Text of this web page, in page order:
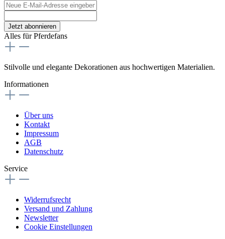
Jetzt abonnieren
Alles für Pferdefans
Stilvolle und elegante Dekorationen aus hochwertigen Materialien.
Informationen
Über uns
Kontakt
Impressum
AGB
Datenschutz
Service
Widerrufsrecht
Versand und Zahlung
Newsletter
Cookie Einstellungen